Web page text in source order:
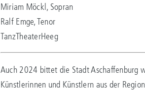
Miriam Möckl, Sopran
Ralf Emge, Tenor
TanzTheaterHeeg
Auch 2024 bittet die Stadt Aschaffenburg
Künstlerinnen und Künstlern aus der